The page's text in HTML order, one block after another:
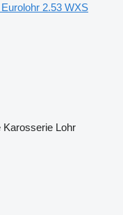
2.53 WXS
Karosserie Lohr